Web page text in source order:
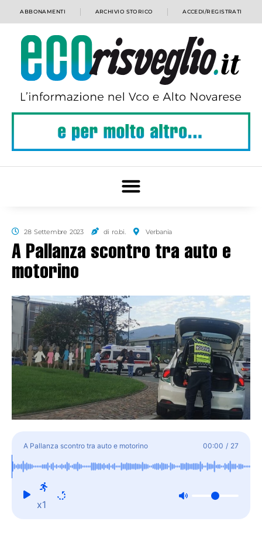
ABBONAMENTI ARCHIVIO STORICO ACCEDI/REGISTRATI
28 Settembre 2023 di ro.bi. Verbania
A Pallanza scontro tra auto e
motorino
A Pallanza scontro tra auto e motorino 00:00 / 27
x1